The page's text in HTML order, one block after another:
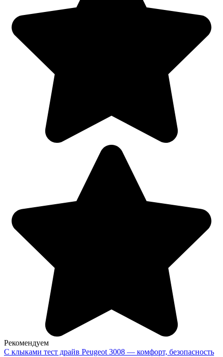
Рекомендуем
С клыками тест драйв Peugeot 3008 — комфорт, безопасность